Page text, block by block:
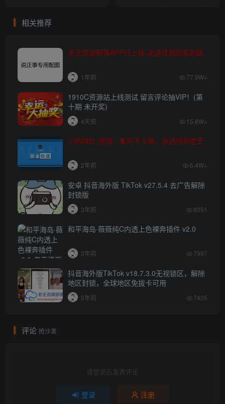
相关推荐
老王资源部落APP已上线-永远找到回家的路
1年前 77.9W+
1910C资源站上线测试 留言评论抽VIP！(第
十期 未开奖)
4天前 15.8W+
小地球仪-游戏、看片不卡顿，永远找到老王
2年前 6.4W+
安卓 抖音海外版 TikTok v27.5.4 去广告解除
封锁版
3年前 8051
和平海岛·薇薇纯C内透上色裸奔插件 v2.0
3年前 7997
抖音海外版TikTok v18.7.3.0无视锁区，解除
地区封锁，全球地区免拔卡可用
5年前 7405
评论 抢沙发
请登录后发表评论
登录 注册